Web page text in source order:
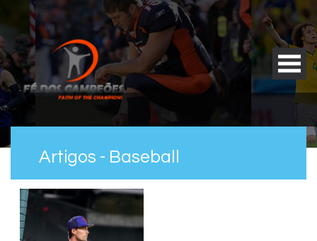
Artigos - Baseball